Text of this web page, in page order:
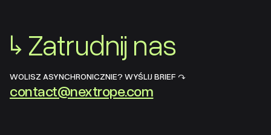
↳ Zatrudnij nas
WOLISZ ASYNCHRONICZNIE? WYŚLIJ BRIEF ↷
contact@nextrope.com